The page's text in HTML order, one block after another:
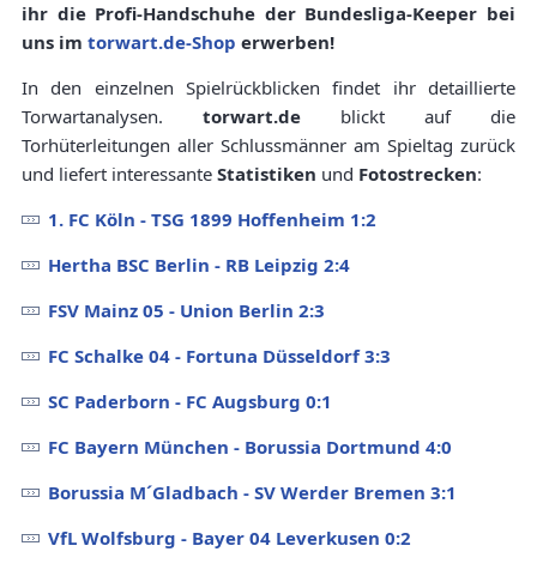
ihr die Profi-Handschuhe der Bundesliga-Keeper bei
uns im torwart.de-Shop erwerben!
In den einzelnen Spielrückblicken findet ihr detaillierte
Torwartanalysen. torwart.de blickt auf die
Torhüterleitungen aller Schlussmänner am Spieltag zurück
und liefert interessante Statistiken und Fotostrecken:
1. FC Köln - TSG 1899 Hoffenheim 1:2
Hertha BSC Berlin - RB Leipzig 2:4
FSV Mainz 05 - Union Berlin 2:3
FC Schalke 04 - Fortuna Düsseldorf 3:3
SC Paderborn - FC Augsburg 0:1
FC Bayern München - Borussia Dortmund 4:0
Borussia M´Gladbach - SV Werder Bremen 3:1
VfL Wolfsburg - Bayer 04 Leverkusen 0:2